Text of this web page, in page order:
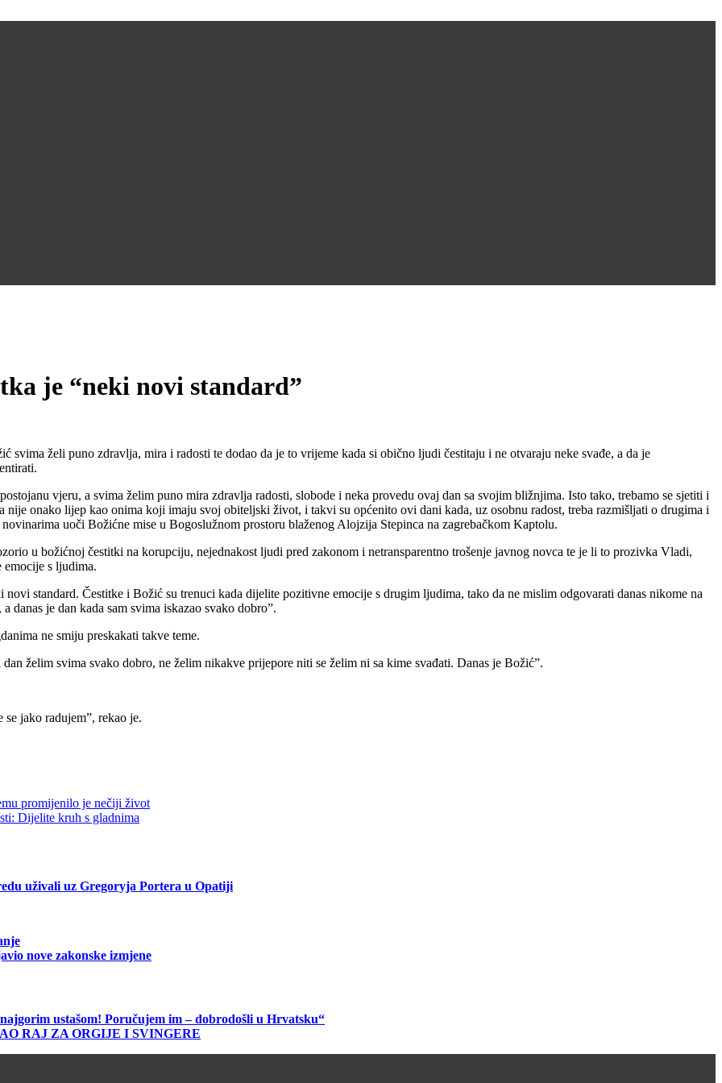
je “neki novi standard”
svima želi puno zdravlja, mira i radosti te dodao da je to vrijeme kada si obično ljudi čestitaju i ne otvaraju neke svađe, a da je
vjeru, a svima želim puno mira zdravlja radosti, slobode i neka provedu ovaj dan sa svojim bližnjima. Isto tako, trebamo se sjetiti i
onako lijep kao onima koji imaju svoj obiteljski život, i takvi su općenito ovi dani kada, uz osobnu radost, treba razmišljati o drugima i
uoči Božićne mise u Bogoslužnom prostoru blaženog Alojzija Stepinca na zagrebačkom Kaptolu.
u božićnoj čestitki na korupciju, nejednakost ljudi pred zakonom i netransparentno trošenje javnog novca te je li to prozivka Vladi,
s ljudima.
standard. Čestitke i Božić su trenuci kada dijelite pozitivne emocije s drugim ljudima, tako da ne mislim odgovarati danas nikome na
je dan kada sam svima iskazao svako dobro”.
ne smiju preskakati takve teme.
želim svima svako dobro, ne želim nikakve prijepore niti se želim ni sa kime svađati. Danas je Božić”.
jako radujem”, rekao je.
promijenilo je nečiji život
Dijelite kruh s gladnima
uživali uz Gregoryja Portera u Opatiji
nove zakonske izmjene
ustašom! Poručujem im – dobrodošli u Hrvatsku“
RAJ ZA ORGIJE I SVINGERE